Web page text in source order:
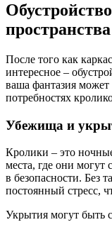
пространства
После того как
интересное –
ваша фантазия может
потребностях
Убежища и
Кролики – это
места, где они могут
в безопасности. Без
постоянный стресс,
Укрытия могут быть